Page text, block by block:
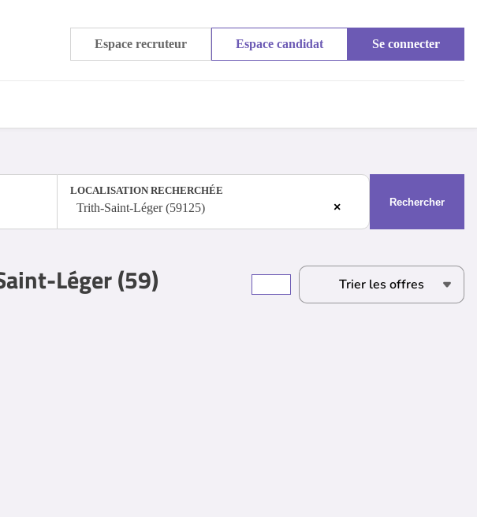
Espace recruteur Espace candidat Se connecter
LOCALISATION RECHERCHÉE
×
Trith-Saint-Léger (59125) Rechercher
Léger (59)